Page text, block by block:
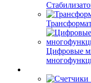
Цифровые